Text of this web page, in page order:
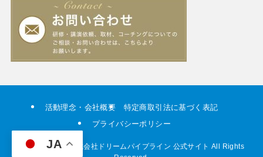
活動理念・会社概要
特定商取引法に基づく表記
プライバシーポリシー
Copyright © 株式会社ドリームパイプライン 公式サイト All Rights
JA